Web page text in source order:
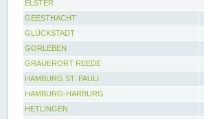
ELSTER
GEESTHACHT
GLÜCKSTADT
GORLEBEN
GRAUERORT REEDE
HAMBURG ST. PAULI
HAMBURG-HARBURG
HETLINGEN